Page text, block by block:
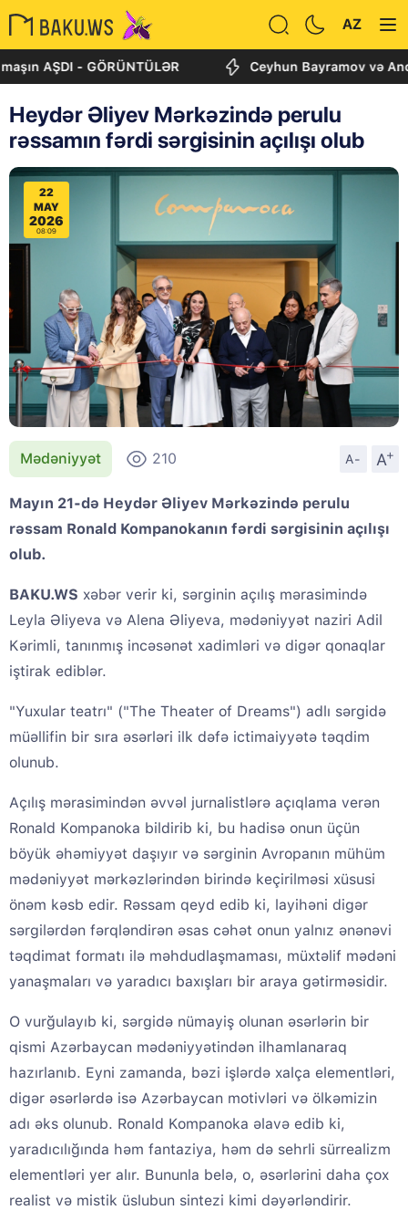
AZ
- GÖRÜNTÜLƏR Ceyhun Bayramov və Andrey
Heydər Əliyev Mərkəzində perulu
rəssamın fərdi sərgisinin açılışı olub
22
MAY
2026
08:09
Mədəniyyət 210 A- A
+
Mayın 21-də Heydər Əliyev Mərkəzində perulu
rəssam Ronald Kompanokanın fərdi sərgisinin açılışı
olub.
BAKU.WS xəbər verir ki, sərginin açılış mərasimində
Leyla Əliyeva və Alena Əliyeva, mədəniyyət naziri Adil
Kərimli, tanınmış incəsənət xadimləri və digər qonaqlar
iştirak ediblər.
"Yuxular teatrı" ("The Theater of Dreams") adlı sərgidə
müəllifin bir sıra əsərləri ilk dəfə ictimaiyyətə təqdim
olunub.
Açılış mərasimindən əvvəl jurnalistlərə açıqlama verən
Ronald Kompanoka bildirib ki, bu hadisə onun üçün
böyük əhəmiyyət daşıyır və sərginin Avropanın mühüm
mədəniyyət mərkəzlərindən birində keçirilməsi xüsusi
önəm kəsb edir. Rəssam qeyd edib ki, layihəni digər
sərgilərdən fərqləndirən əsas cəhət onun yalnız ənənəvi
təqdimat formatı ilə məhdudlaşmaması, müxtəlif mədəni
yanaşmaları və yaradıcı baxışları bir araya gətirməsidir.
O vurğulayıb ki, sərgidə nümayiş olunan əsərlərin bir
qismi Azərbaycan mədəniyyətindən ilhamlanaraq
hazırlanıb. Eyni zamanda, bəzi işlərdə xalça elementləri,
digər əsərlərdə isə Azərbaycan motivləri və ölkəmizin
adı əks olunub. Ronald Kompanoka əlavə edib ki,
yaradıcılığında həm fantaziya, həm də sehrli sürrealizm
elementləri yer alır. Bununla belə, o, əsərlərini daha çox
realist və mistik üslubun sintezi kimi dəyərləndirir.